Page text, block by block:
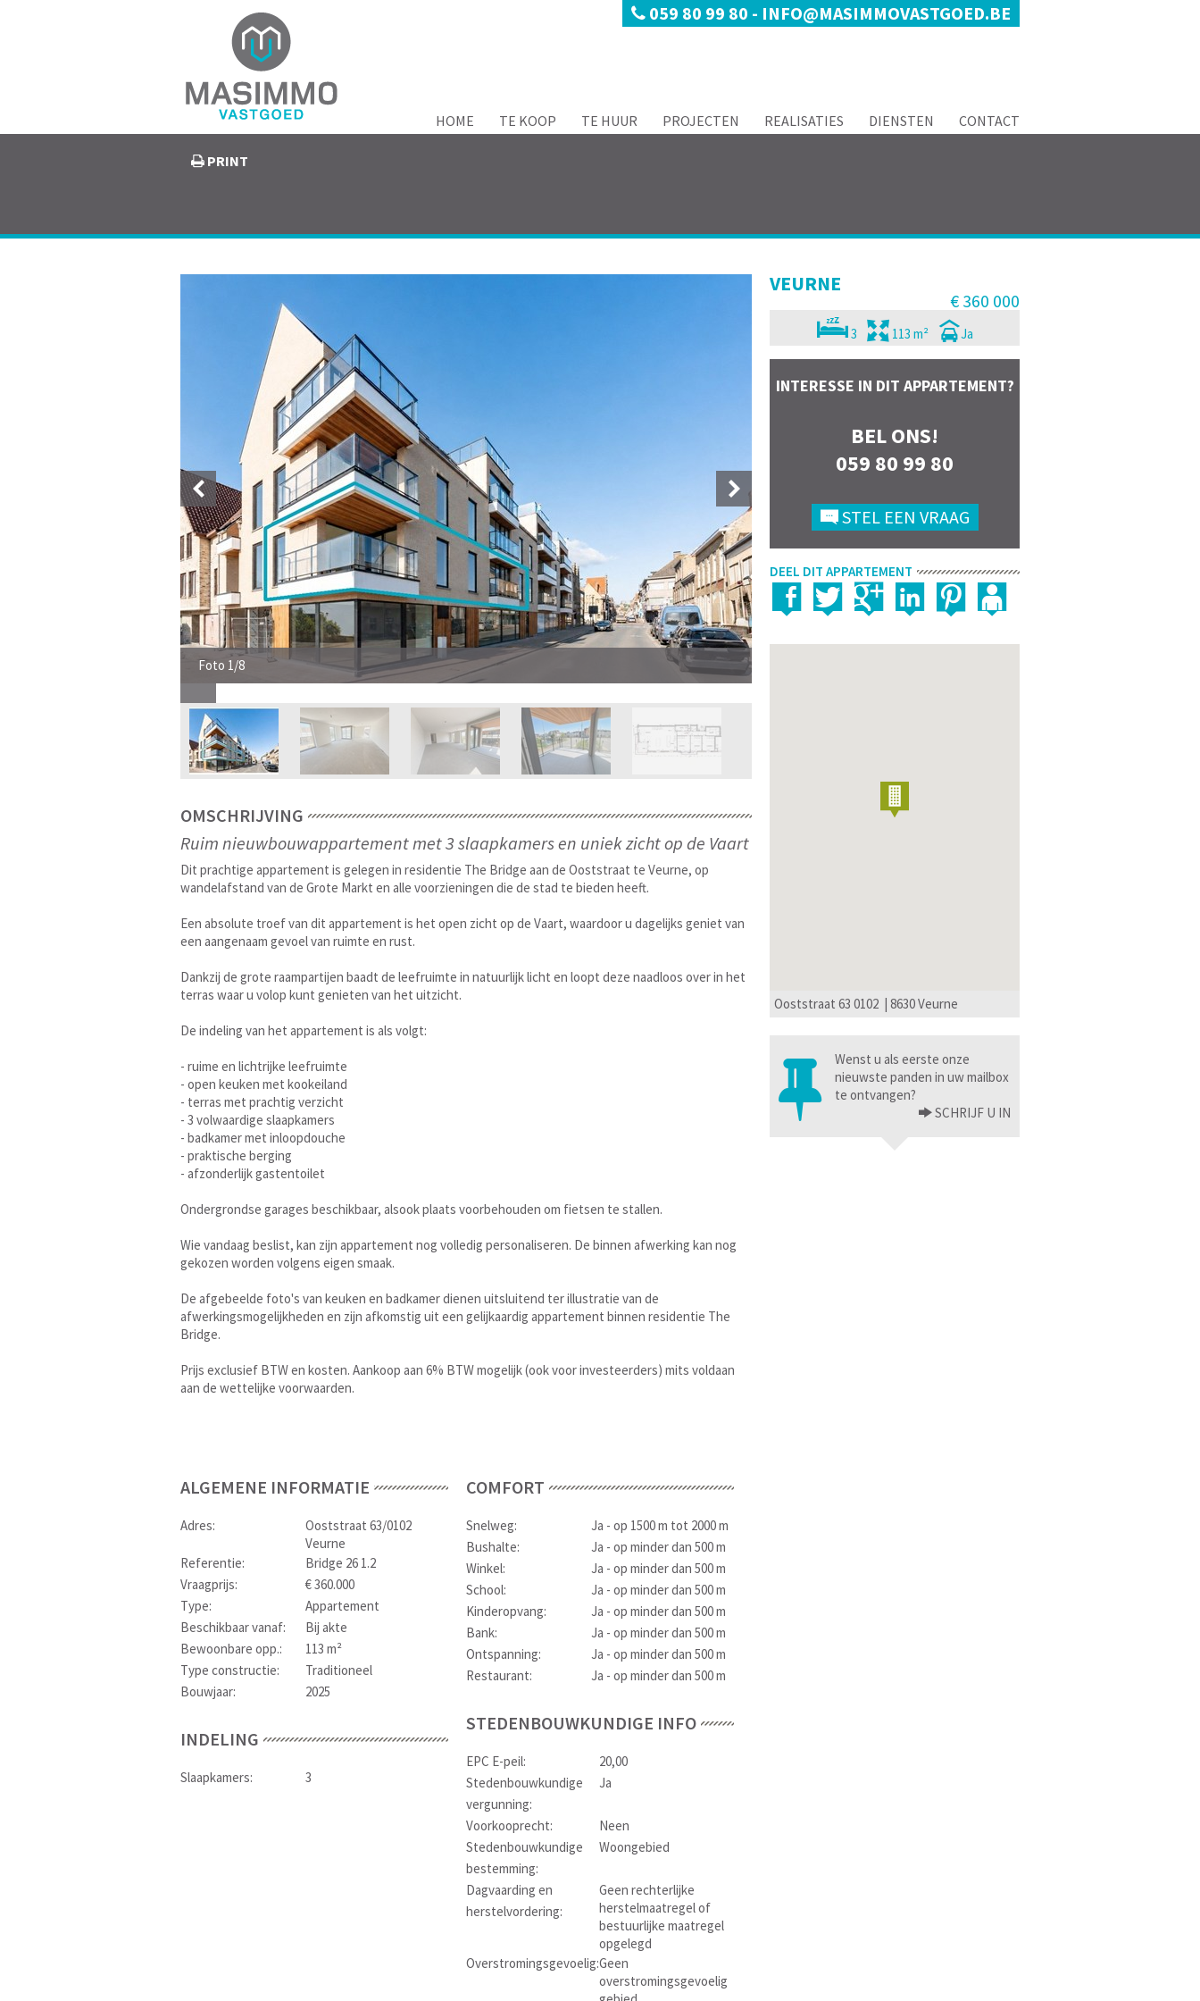
059 80 99 80 - INFO@MASIMMOVASTGOED.BE
HOME TE KOOP TE HUUR PROJECTEN REALISATIES DIENSTEN CONTACT
PRINT
VEURNE
€ 360 000
3 113 m² Ja
Foto 1/8
OMSCHRIJVING
Ruim nieuwbouwappartement met 3 slaapkamers en uniek zicht op de Vaart
Dit prachtige appartement is gelegen in residentie The Bridge aan de Ooststraat te Veurne, op
wandelafstand van de Grote Markt en alle voorzieningen die de stad te bieden heeft.
Een absolute troef van dit appartement is het open zicht op de Vaart, waardoor u dagelijks geniet van
een aangenaam gevoel van ruimte en rust.
Dankzij de grote raampartijen baadt de leefruimte in natuurlijk licht en loopt deze naadloos over in het
terras waar u volop kunt genieten van het uitzicht.
De indeling van het appartement is als volgt:
- ruime en lichtrijke leefruimte
- open keuken met kookeiland
- terras met prachtig verzicht
- 3 volwaardige slaapkamers
- badkamer met inloopdouche
- praktische berging
- afzonderlijk gastentoilet
Ondergrondse garages beschikbaar, alsook plaats voorbehouden om fietsen te stallen.
Wie vandaag beslist, kan zijn appartement nog volledig personaliseren. De binnen afwerking kan nog
gekozen worden volgens eigen smaak.
De afgebeelde foto's van keuken en badkamer dienen uitsluitend ter illustratie van de
afwerkingsmogelijkheden en zijn afkomstig uit een gelijkaardig appartement binnen residentie The
Bridge.
Prijs exclusief BTW en kosten. Aankoop aan 6% BTW mogelijk (ook voor investeerders) mits voldaan
aan de wettelijke voorwaarden.
ALGEMENE INFORMATIE
Adres:
Ooststraat 63/0102
Veurne
Referentie:
Bridge 26 1.2
Vraagprijs:
€ 360.000
Type:
Appartement
Beschikbaar vanaf:
Bij akte
Bewoonbare opp.:
113 m²
Type constructie:
Traditioneel
Bouwjaar:
2025
INDELING
Slaapkamers: 3
COMFORT
Snelweg:
Ja - op 1500 m tot 2000 m
Bushalte:
Ja - op minder dan 500 m
Winkel:
Ja - op minder dan 500 m
School:
Ja - op minder dan 500 m
Kinderopvang:
Ja - op minder dan 500 m
Bank:
Ja - op minder dan 500 m
Ontspanning:
Ja - op minder dan 500 m
Restaurant:
Ja - op minder dan 500 m
STEDENBOUWKUNDIGE INFO
EPC E-peil:
20,00
Stedenbouwkundige
vergunning:
Ja
Voorkooprecht:
Neen
Stedenbouwkundige
bestemming:
Woongebied
Dagvaarding en
herstelvordering:
Geen rechterlijke
herstelmaatregel of
bestuurlijke maatregel
opgelegd
Overstromingsgevoelig:Geen
overstromingsgevoelig
INTERESSE IN DIT APPARTEMENT?
BEL ONS!
059 80 99 80
STEL EEN VRAAG
DEEL DIT APPARTEMENT
Ooststraat 63 0102 | 8630 Veurne
Wenst u als eerste onze
nieuwste panden in uw mailbox
te ontvangen?
SCHRIJF U IN